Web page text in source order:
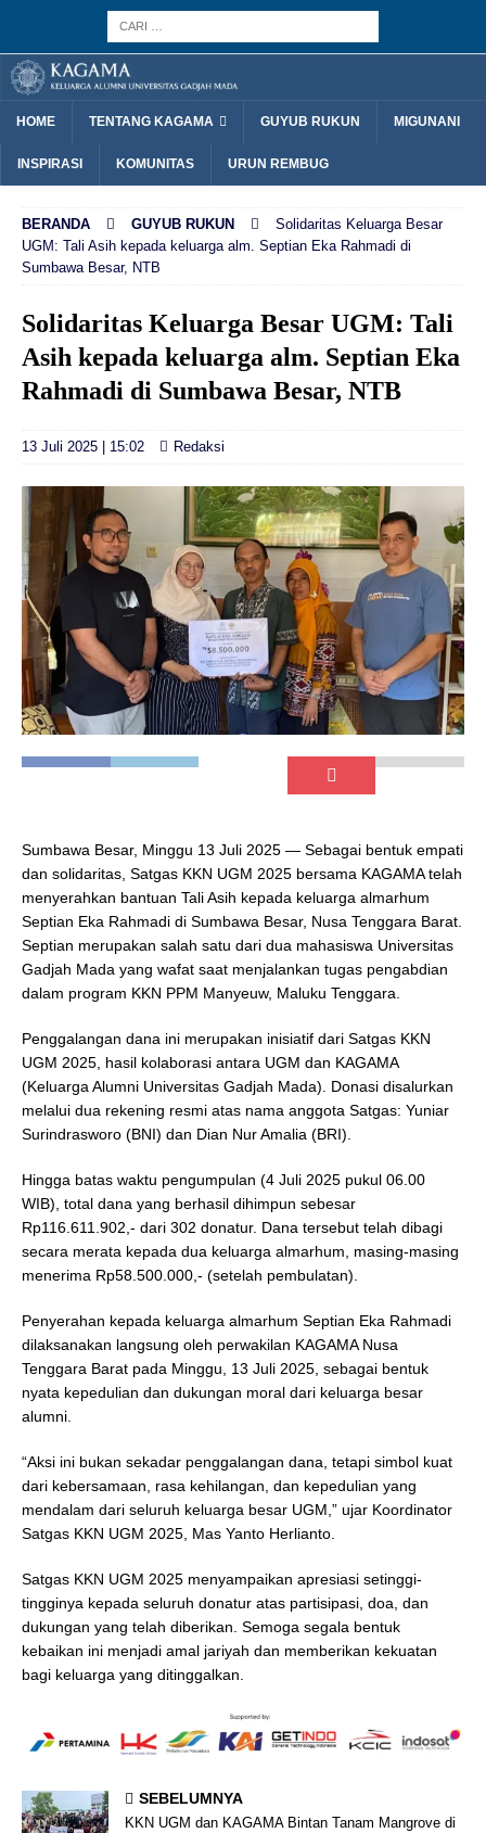
HOME TENTANG KAGAMA GUYUB RUKUN MIGUNANI
INSPIRASI KOMUNITAS URUN REMBUG
BERANDA GUYUB RUKUN
Solidaritas Keluarga Besar
UGM: Tali Asih kepada keluarga alm. Septian Eka Rahmadi di
Sumbawa Besar, NTB
Solidaritas Keluarga Besar UGM: Tali
Asih kepada keluarga alm. Septian Eka
Rahmadi di Sumbawa Besar, NTB
13 Juli 2025 | 15:02 Redaksi
Sumbawa Besar, Minggu 13 Juli 2025 — Sebagai bentuk empati
dan solidaritas, Satgas KKN UGM 2025 bersama KAGAMA telah
menyerahkan bantuan Tali Asih kepada keluarga almarhum
Septian Eka Rahmadi di Sumbawa Besar, Nusa Tenggara Barat.
Septian merupakan salah satu dari dua mahasiswa Universitas
Gadjah Mada yang wafat saat menjalankan tugas pengabdian
dalam program KKN PPM Manyeuw, Maluku Tenggara.
Penggalangan dana ini merupakan inisiatif dari Satgas KKN
UGM 2025, hasil kolaborasi antara UGM dan KAGAMA
(Keluarga Alumni Universitas Gadjah Mada). Donasi disalurkan
melalui dua rekening resmi atas nama anggota Satgas: Yuniar
Surindrasworo (BNI) dan Dian Nur Amalia (BRI).
Hingga batas waktu pengumpulan (4 Juli 2025 pukul 06.00
WIB), total dana yang berhasil dihimpun sebesar
Rp116.611.902,- dari 302 donatur. Dana tersebut telah dibagi
secara merata kepada dua keluarga almarhum, masing-masing
menerima Rp58.500.000,- (setelah pembulatan).
Penyerahan kepada keluarga almarhum Septian Eka Rahmadi
dilaksanakan langsung oleh perwakilan KAGAMA Nusa
Tenggara Barat pada Minggu, 13 Juli 2025, sebagai bentuk
nyata kepedulian dan dukungan moral dari keluarga besar
alumni.
“Aksi ini bukan sekadar penggalangan dana, tetapi simbol kuat
dari kebersamaan, rasa kehilangan, dan kepedulian yang
mendalam dari seluruh keluarga besar UGM,” ujar Koordinator
Satgas KKN UGM 2025, Mas Yanto Herlianto.
Satgas KKN UGM 2025 menyampaikan apresiasi setinggi-
tingginya kepada seluruh donatur atas partisipasi, doa, dan
dukungan yang telah diberikan. Semoga segala bentuk
kebaikan ini menjadi amal jariyah dan memberikan kekuatan
bagi keluarga yang ditinggalkan.
SEBELUMNYA
KKN UGM dan KAGAMA Bintan Tanam Mangrove di